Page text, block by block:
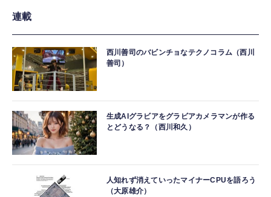
連載
西川善司のバビンチョなテクノコラム（西川
善司）
生成AIグラビアをグラビアカメラマンが作る
とどうなる？（西川和久）
人知れず消えていったマイナーCPUを語ろう
（大原雄介）